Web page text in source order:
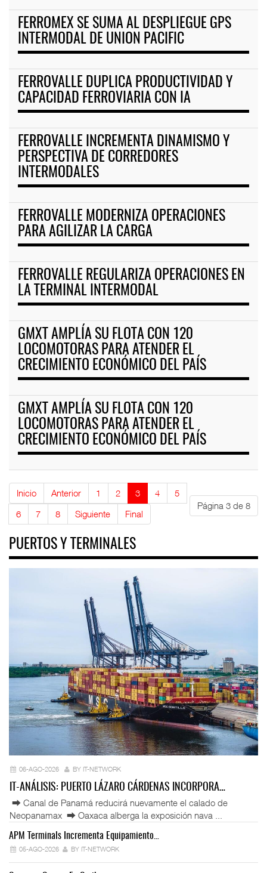
FERROMEX SE SUMA AL DESPLIEGUE GPS
INTERMODAL DE UNION PACIFIC
FERROVALLE DUPLICA PRODUCTIVIDAD Y
CAPACIDAD FERROVIARIA CON IA
FERROVALLE INCREMENTA DINAMISMO Y
PERSPECTIVA DE CORREDORES
INTERMODALES
FERROVALLE MODERNIZA OPERACIONES
PARA AGILIZAR LA CARGA
FERROVALLE REGULARIZA OPERACIONES EN
LA TERMINAL INTERMODAL
GMXT AMPLÍA SU FLOTA CON 120
LOCOMOTORAS PARA ATENDER EL
CRECIMIENTO ECONÓMICO DEL PAÍS
GMXT AMPLÍA SU FLOTA CON 120
LOCOMOTORAS PARA ATENDER EL
CRECIMIENTO ECONÓMICO DEL PAÍS
Página 3 de 8
Inicio Anterior 1 2 3 4
5
6
7 8 Siguiente Final
PUERTOS Y TERMINALES
06-AGO-2026 BY IT-NETWORK
IT-ANÁLISIS: PUERTO LÁZARO CÁRDENAS INCORPORA…
⮕ Canal de Panamá reducirá nuevamente el calado de
Neopanamax ⮕ Oaxaca alberga la exposición nava ...
APM Terminals Incrementa Equipamiento…
05-AGO-2026 BY IT-NETWORK